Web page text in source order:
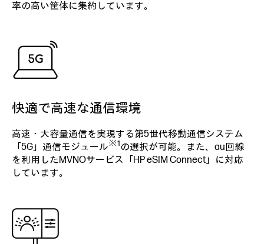
率の高い筐体に集約しています。
快適で高速な通信環境
高速・大容量通信を実現する第5世代移動通信システム
「5G」通信モジュール※1の選択が可能。また、au回線
を利用したMVNOサービス「HP eSIM Connect」に対応
しています。